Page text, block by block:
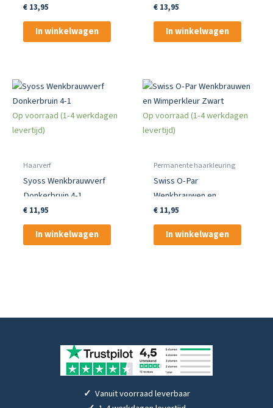
€13,95
In winkelwagen
Donkerblond
€13,95
In winkelwagen
Op voorraad (1-4 werkdagen
levertijd)
Haarverf
Syoss Wenkbrauwverf
Donkerbruin 4-1
€11,95
In winkelwagen
Op voorraad (1-4 werkdagen
levertijd)
Permanente haarkleuring
Swiss O-Par
Wenkbrauwen en
Wimperkleur Zwart
€11,95
In winkelwagen
✓ Vanuit voorraad leverbaar